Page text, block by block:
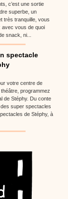
c’est une sortie
superbe, un
très tranquille, vous
avec vous de quoi
snack, ni...
spectacle
votre centre de
programmez
de Stéphy. Du conte
super spectacles
de Stéphy, à